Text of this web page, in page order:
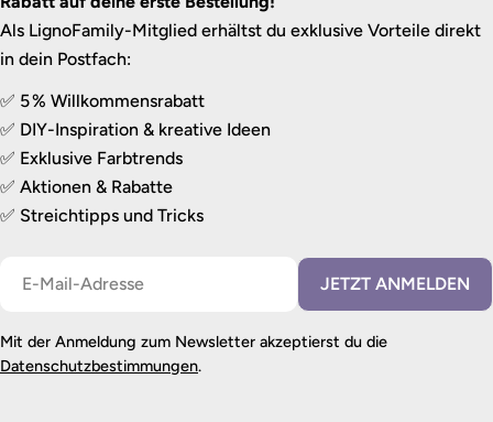
Als LignoFamily-Mitglied erhältst du exklusive Vorteile direkt
in dein Postfach:
✅ 5 % Willkommensrabatt
✅ DIY-Inspiration & kreative Ideen
✅ Exklusive Farbtrends
✅ Aktionen & Rabatte
✅ Streichtipps und Tricks
JETZT ANMELDEN
Mit der Anmeldung zum Newsletter akzeptierst du die
Datenschutzbestimmungen.